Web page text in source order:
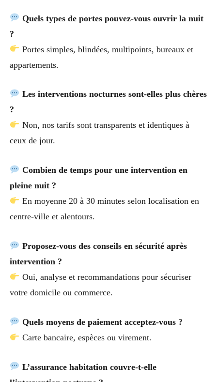
Quels types de portes pouvez-vous ouvrir la nuit
?
Portes simples, blindées, multipoints, bureaux et
appartements.
Les interventions nocturnes sont-elles plus chères
?
Non, nos tarifs sont transparents et identiques à
ceux de jour.
Combien de temps pour une intervention en
pleine nuit ?
En moyenne 20 à 30 minutes selon localisation en
centre-ville et alentours.
Proposez-vous des conseils en sécurité après
intervention ?
Oui, analyse et recommandations pour sécuriser
votre domicile ou commerce.
Quels moyens de paiement acceptez-vous ?
Carte bancaire, espèces ou virement.
L’assurance habitation couvre-t-elle